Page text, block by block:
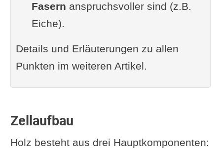
Im Zusammenhang interessant
Fasern anspruchsvoller sind (z.B.
Eiche).
Details und Erläuterungen zu allen
Punkten im weiteren Artikel.
Zellaufbau
Holz besteht aus drei Hauptkomponenten: